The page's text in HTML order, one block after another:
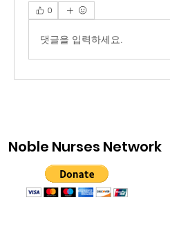
0
댓글을 입력하세요.
Noble Nurses Network